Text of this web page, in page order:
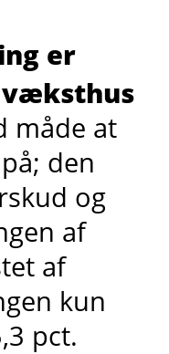
er
måde at
den
og
af
af
kun
pct.